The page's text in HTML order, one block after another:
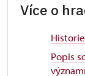
Více o
Historie
Popis